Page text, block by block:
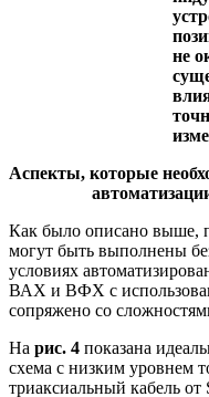
не
Аспекты, которые
Как было описано выше,
могут быть выполнены
условиях
ВАХ и ВФХ с
сопряжено со
На рис. 4 показана
схема с низким уровнем
триаксиальный кабель